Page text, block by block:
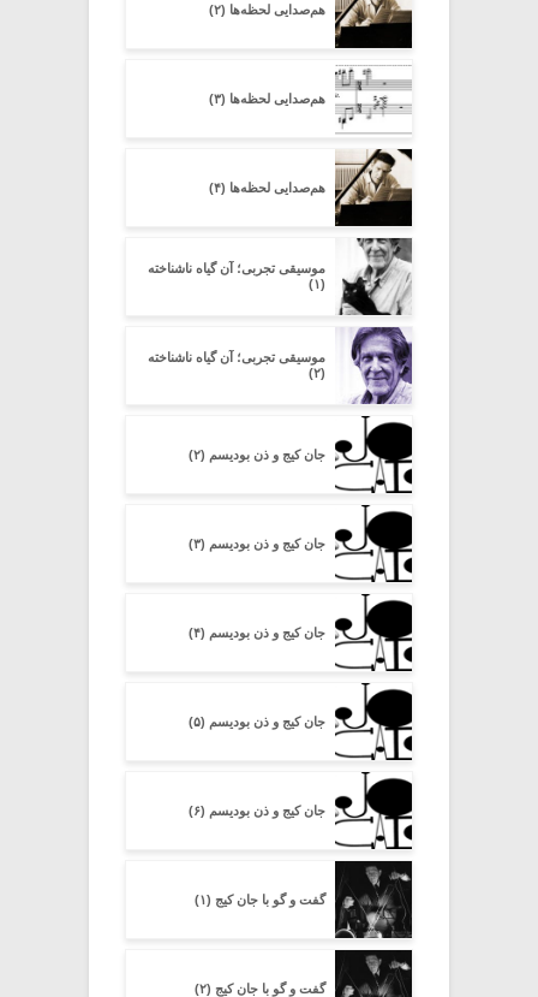
هم‌صدایی لحظه‌ها (۲)
هم‌صدایی لحظه‌ها (۳)
هم‌صدایی لحظه‌ها (۴)
موسیقی تجربی؛ آن گیاه ناشناخته
(۱)
موسیقی تجربی؛ آن گیاه ناشناخته
(۲)
جان کیج و ذن بودیسم (۲)
جان کیج و ذن بودیسم (۳)
جان کیج و ذن بودیسم (۴)
جان کیج و ذن بودیسم (۵)
جان کیج و ذن بودیسم (۶)
گفت و گو با جان کیج (۱)
گفت و گو با جان کیج (۲)